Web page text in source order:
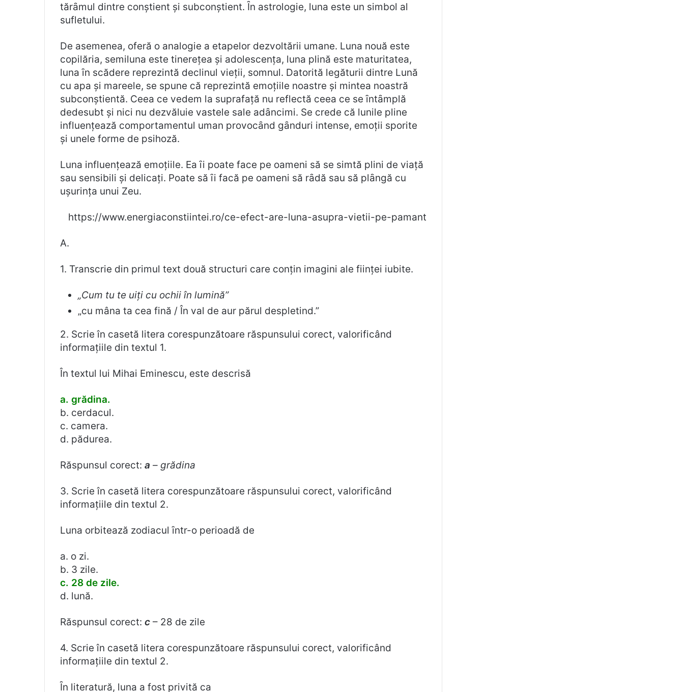
tărȃmul dintre conștient și subconștient. Ȋn astrologie, luna este un simbol al
sufletului.
De asemenea, oferă o analogie a etapelor dezvoltării umane. Luna nouă este
copilăria, semiluna este tinerețea și adolescența, luna plină este maturitatea,
luna ȋn scădere reprezintă declinul vieții, somnul. Datorită legăturii dintre Lună
cu apa și mareele, se spune că reprezintă emoțiile noastre și mintea noastră
subconștientă. Ceea ce vedem la suprafață nu reflectă ceea ce se ȋntȃmplă
dedesubt și nici nu dezvăluie vastele sale adȃncimi. Se crede că lunile pline
influențează comportamentul uman provocȃnd gȃnduri intense, emoții sporite
și unele forme de psihoză.
Luna influențează emoțiile. Ea ȋi poate face pe oameni să se simtă plini de viață
sau sensibili și delicați. Poate să ȋi facă pe oameni să rȃdă sau să plȃngă cu
ușurința unui Zeu.
https://www.energiaconstiintei.ro/ce-efect-are-luna-asupra-vietii-pe-pamant
A.
1. Transcrie din primul text două structuri care conțin imagini ale ființei iubite.
„Cum tu te uiți cu ochii în lumină”
„cu mâna ta cea fină / În val de aur părul despletind.”
2. Scrie în casetă litera corespunzătoare răspunsului corect, valorificând
informațiile din textul 1.
În textul lui Mihai Eminescu, este descrisă
a. grădina.
b. cerdacul.
c. camera.
d. pădurea.
Răspunsul corect: a – grădina
3. Scrie în casetă litera corespunzătoare răspunsului corect, valorificând
informațiile din textul 2.
Luna orbitează zodiacul ȋntr-o perioadă de
a. o zi.
b. 3 zile.
c. 28 de zile.
d. lună.
Răspunsul corect: c – 28 de zile
4. Scrie în casetă litera corespunzătoare răspunsului corect, valorificând
informațiile din textul 2.
Ȋn literatură, luna a fost privită ca